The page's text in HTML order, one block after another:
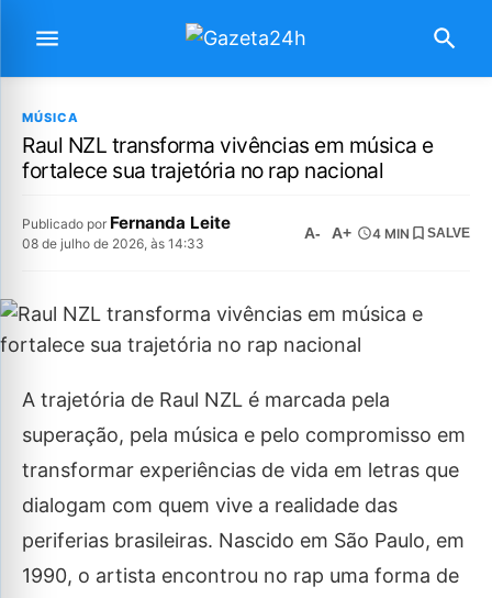
MÚSICA
Raul NZL transforma vivências em música e
fortalece sua trajetória no rap nacional
Publicado por Fernanda Leite
08 de julho de 2026, às 14:33
A- A+ 4 MIN SALVE
A trajetória de Raul NZL é marcada pela
superação, pela música e pelo compromisso em
transformar experiências de vida em letras que
dialogam com quem vive a realidade das
periferias brasileiras. Nascido em São Paulo, em
1990, o artista encontrou no rap uma forma de